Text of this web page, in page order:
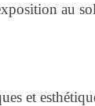
au
et